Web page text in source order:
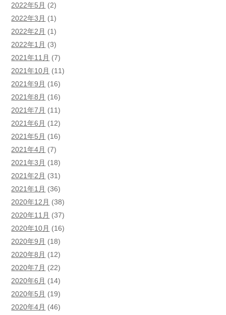
2022年5月 (2)
2022年3月 (1)
2022年2月 (1)
2022年1月 (3)
2021年11月 (7)
2021年10月 (11)
2021年9月 (16)
2021年8月 (16)
2021年7月 (11)
2021年6月 (12)
2021年5月 (16)
2021年4月 (7)
2021年3月 (18)
2021年2月 (31)
2021年1月 (36)
2020年12月 (38)
2020年11月 (37)
2020年10月 (16)
2020年9月 (18)
2020年8月 (12)
2020年7月 (22)
2020年6月 (14)
2020年5月 (19)
2020年4月 (46)